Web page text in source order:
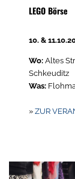
LEGO Börse
10. &
Wo: Altes
Schkeuditz
Was:
»ZUR